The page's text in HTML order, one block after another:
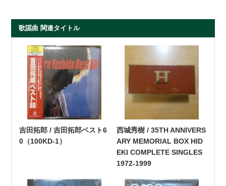
歌謡曲 関連タイトル
吉田拓郎 / 吉田拓郎ベスト6
0（100KD-1）
西城秀樹 / 35TH ANNIVERS
ARY MEMORIAL BOX HID
EKI COMPLETE SINGLES
1972-1999